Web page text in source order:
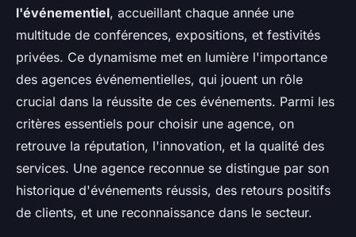
l'événementiel, accueillant chaque année une
multitude de conférences, expositions, et festivités
privées. Ce dynamisme met en lumière l'importance
des agences événementielles, qui jouent un rôle
crucial dans la réussite de ces événements. Parmi les
critères essentiels pour choisir une agence, on
retrouve la réputation, l'innovation, et la qualité des
services. Une agence reconnue se distingue par son
historique d'événements réussis, des retours positifs
de clients, et une reconnaissance dans le secteur.